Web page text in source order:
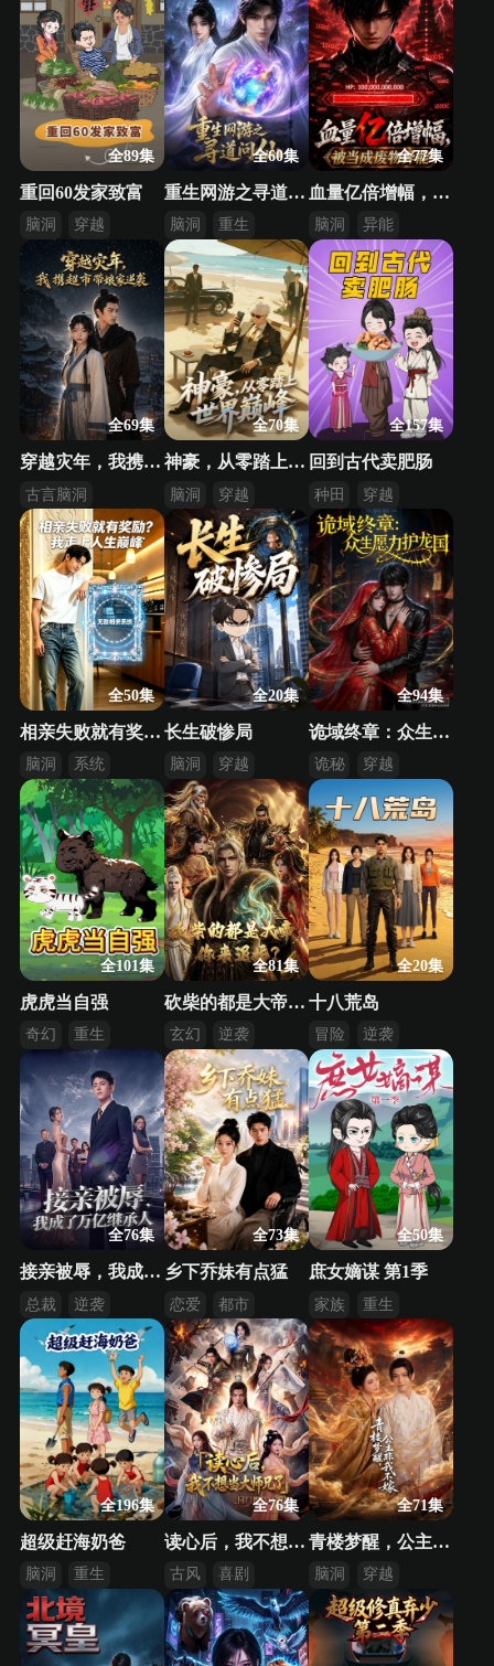
全89集
重回60发家致富
脑洞
穿越
全60集
重生网游之寻道问仙
脑洞
重生
逆袭
全77集
血量亿倍增幅，被当成废物异能
脑洞
异能
逆袭
全69集
穿越灾年，我携超市带娘家逆袭
古言脑洞
玄幻言情
逆袭
全70集
神豪，从零踏上世界巅峰
脑洞
穿越
系统
全157集
回到古代卖肥肠
种田
穿越
逆袭
全50集
相亲失败就有奖励？我走上人生巅峰
脑洞
系统
逆袭
全20集
长生破惨局
脑洞
穿越
逆袭
全94集
诡域终章：众生愿力护龙国
诡秘
穿越
异能
全101集
虎虎当自强
奇幻 重生
全81集
砍柴的都是大帝，你来退婚？
玄幻
逆袭
异界
全20集
十八荒岛
冒险
逆袭
系统
全76集
接亲被辱，我成了万亿继承人
总裁
逆袭
都市
全73集
乡下乔妹有点猛
恋爱
都市
豪门
全50集
庶女嫡谋 第1季
家族
重生
古代
全196集
超级赶海奶爸
脑洞
重生
逆袭
全76集
读心后，我不想当大师兄了
古风
喜剧
逆袭
全71集
青楼梦醒，公主非我不嫁
脑洞
穿越
系统